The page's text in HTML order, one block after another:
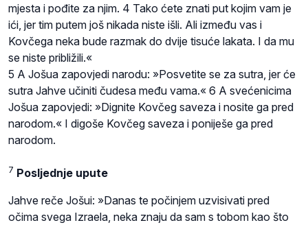
mjesta i pođite za njim. 4 Tako ćete znati put kojim vam je
ići, jer tim putem još nikada niste išli. Ali između vas i
Kovčega neka bude razmak do dvije tisuće lakata. I da mu
se niste približili.«
5 A Jošua zapovjedi narodu: »Posvetite se za sutra, jer će
sutra Jahve učiniti čudesa među vama.« 6 A svećenicima
Jošua zapovjedi: »Dignite Kovčeg saveza i nosite ga pred
narodom.« I digoše Kovčeg saveza i poniješe ga pred
narodom.
7 Posljednje upute
Jahve reče Jošui: »Danas te počinjem uzvisivati pred
očima svega Izraela, neka znaju da sam s tobom kao što